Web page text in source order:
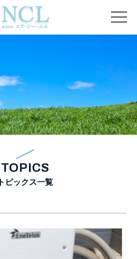
TOPICS
トピックス一覧